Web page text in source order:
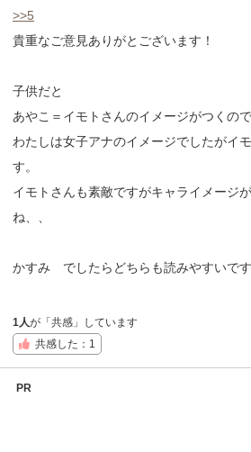
>>5
貴重なご意見ありがとございます！
子供だと
あやこ＝イモトさんのイメージがつくので
わたしは女子アナのイメージでしたがイ
す。
イモトさんも素敵ですがキャライメージ
ね、、
かすみ でしたらどちらも読みやすいで
1人が「共感」しています
共感した：1
PR